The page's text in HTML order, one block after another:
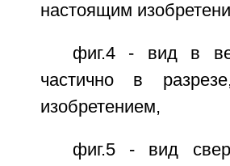
настоящим
фиг.4 - вид в
частично в
изобретением,
фиг.5 - вид